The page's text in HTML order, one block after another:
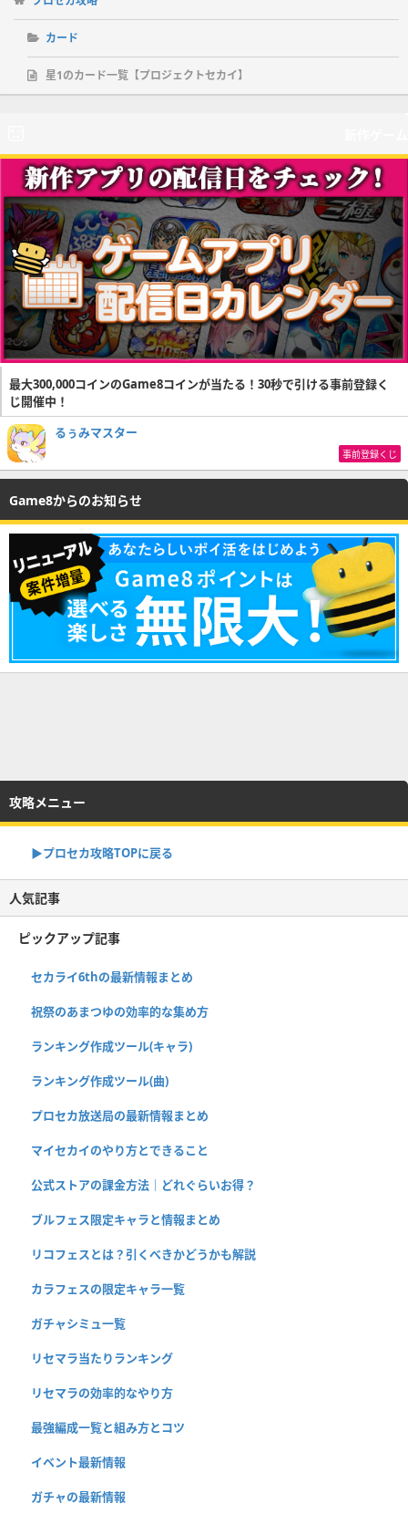
カード
星1のカード一覧【プロジェクトセカイ】
最大300,000コインのGame8コインが当たる！30秒で引ける事前登録く
じ開催中！
るぅみマスター
事前登録くじ
Game8からのお知らせ
攻略メニュー
▶︎プロセカ攻略TOPに戻る
人気記事
ピックアップ記事
セカライ6thの最新情報まとめ
祝祭のあまつゆの効率的な集め方
ランキング作成ツール(キャラ)
ランキング作成ツール(曲)
プロセカ放送局の最新情報まとめ
マイセカイのやり方とできること
公式ストアの課金方法｜どれぐらいお得？
ブルフェス限定キャラと情報まとめ
リコフェスとは？引くべきかどうかも解説
カラフェスの限定キャラ一覧
ガチャシミュ一覧
リセマラ当たりランキング
リセマラの効率的なやり方
最強編成一覧と組み方とコツ
イベント最新情報
ガチャの最新情報